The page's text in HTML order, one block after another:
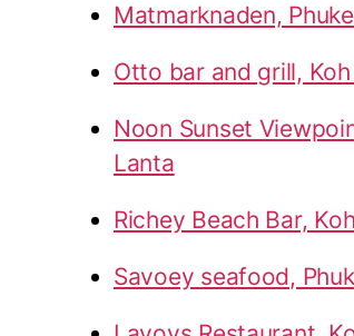
Matmarknaden,
Otto bar and grill,
Noon Sunset
Lanta
Richey Beach Bar,
Savoey seafood,